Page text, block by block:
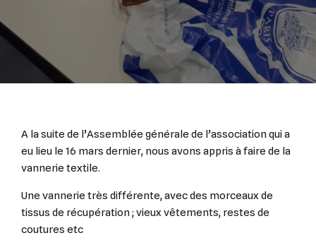
A la suite de l’Assemblée générale de l’association qui a
eu lieu le 16 mars dernier, nous avons appris à faire de la
vannerie textile.
Une vannerie très différente, avec des morceaux de
tissus de récupération ; vieux vêtements, restes de
coutures etc